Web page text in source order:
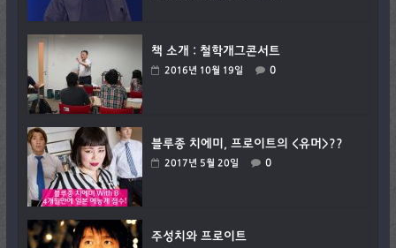
책 소개 : 철학개그콘서트
2016년 10월 19일 0
블루종 치에미, 프로이트의 <유머>??
2017년 5월 20일 0
주성치와 프로이트